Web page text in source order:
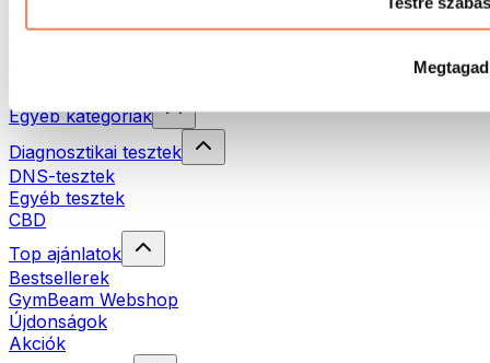
Megtagad
Natúrkozmetikumok
Egyéb kategóriák
Diagnosztikai tesztek
DNS-tesztek
Egyéb tesztek
CBD
Top ajánlatok
Bestsellerek
GymBeam Webshop
Újdonságok
Akciók